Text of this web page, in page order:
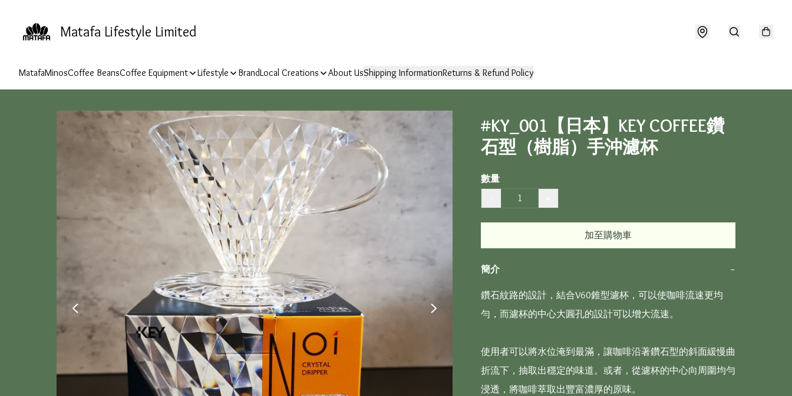
Matafa Lifestyle Limited
MatafaMinosCoffee BeansCoffee Equipment Lifestyle BrandLocal Creations About UsShipping InformationReturns & Refund Policy
#KY_001【日本】KEY COFFEE鑽
石型（樹脂）手沖濾杯
數量
加至購物車
簡介 −
鑽石紋路的設計，結合V60錐型濾杯，可以使咖啡流速更均
勻，而濾杯的中心大圓孔的設計可以增大流速。
使用者可以將水位淹到最滿，讓咖啡沿著鑽石型的斜面緩慢曲
折流下，抽取出穩定的味道。或者，從濾杯的中心向周圍均勻
浸透，將咖啡萃取出豐富濃厚的原味。